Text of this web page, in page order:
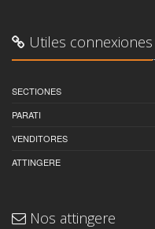
Utiles connexiones
SECTIONES
PARATI
VENDITORES
ATTINGERE
Nos attingere